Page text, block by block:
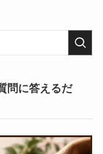
問に答えるだ